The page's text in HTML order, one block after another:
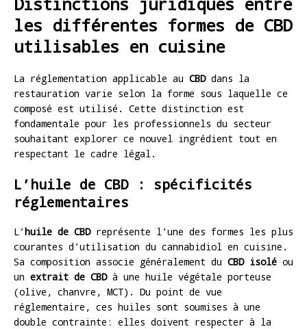
les différentes formes de CBD
utilisables en cuisine
La réglementation applicable au CBDdans la
restauration varie selon la forme sous laquelle ce
composé est utilisé. Cette distinction est
fondamentale pour les professionnels du secteur
souhaitant explorer ce nouvel ingrédient tout en
respectant le cadre légal.
L’huile de CBD : spécificités
réglementaires
L’huile de CBDreprésente l’une des formes les plus
courantes d’utilisation du cannabidiol en cuisine.
Sa composition associe généralement du CBD isolé ou
un extrait de CBDà une huile végétale porteuse
(olive, chanvre, MCT). Du point de vue
réglementaire, ces huiles sont soumises à une
double contrainte: elles doivent respecter à la